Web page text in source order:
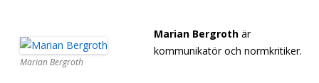
Marian Bergroth
Marian Bergroth är
kommunikatör och normkritiker.